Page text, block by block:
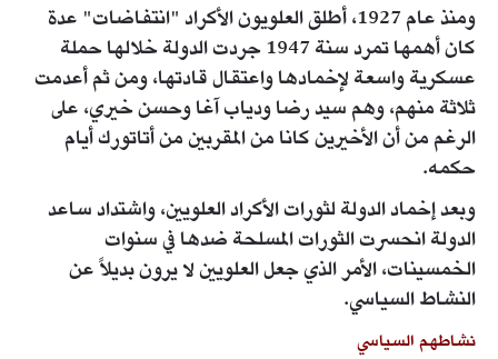
ومنذ عام 1927، أطلق العلويون الأكراد "انتفاضات" عدة
كان أهمها تمرد سنة 1947 جردت الدولة خلالها حملة
عسكرية واسعة لإخمادها واعتقال قادتها، ومن ثم أعدمت
ثلاثة منهم، وهم سيد رضا ودياب آغا وحسن خيري، على
الرغم من أن الأخيرين كانا من المقربين من أتاتورك أيام
حكمه.
وبعد إخماد الدولة لثورات الأكراد العلويين، واشتداد ساعد
الدولة انحسرت الثورات المسلحة ضدها في سنوات
الخمسينات، الأمر الذي جعل العلويين لا يرون بديلاً عن
النشاط السياسي.
نشاطهم السياسي